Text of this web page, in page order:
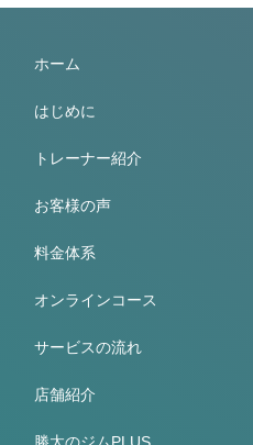
ホーム
はじめに
トレーナー紹介
お客様の声
料金体系
オンラインコース
サービスの流れ
店舗紹介